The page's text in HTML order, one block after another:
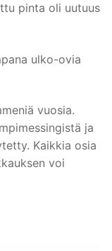
pinta oli uutuus
ulko-ovia
vuosia.
ja
Kaikkia osia
voi